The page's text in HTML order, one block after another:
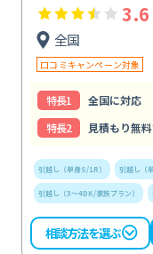
3.6
全国
口コミキャンペーン対象
特⻑1
全国に対応
特⻑2
見積もり無
引越し（単身S/1R） 引越し（
引越し（3～4DK/家族プラン）
相談方法を選ぶ